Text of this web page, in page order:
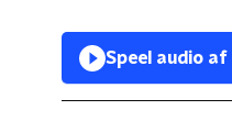
Speel audio af